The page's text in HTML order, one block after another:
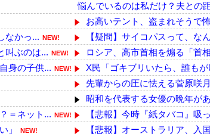
なかっ... NEW!
叫ぶのは... NEW!
身の子供... NEW!
＝ネット... NEW!
」 NEW!
悩んでいるのは私だけ？夫との
お高いテント、盗まれそうで
【疑問】サイコパスって、な
ロシア、高市首相を煽る「首
X民「ゴキブリいたら、誰も
先輩からの圧に怯える菅原咲
昭和を代表する女優の晩年が
【悲報】今時『紙タバコ』吸
【悲報】オーストラリア、入